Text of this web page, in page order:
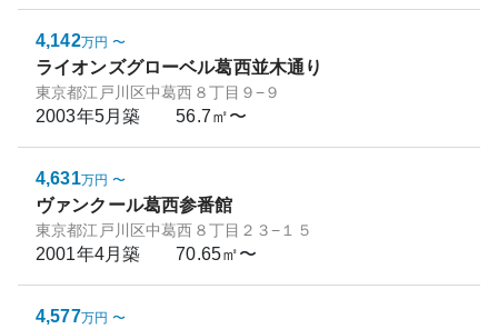
4,142万円 〜
ライオンズグローベル葛西並木通り
東京都江戸川区中葛西８丁目９−９
2003年5月築 56.7㎡〜
4,631万円 〜
ヴァンクール葛西参番館
東京都江戸川区中葛西８丁目２３−１５
2001年4月築 70.65㎡〜
4,577万円 〜